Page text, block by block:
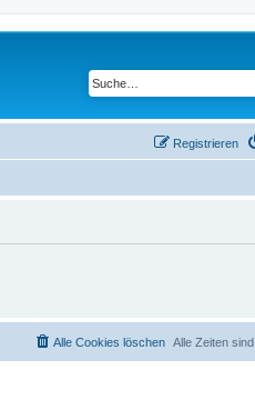
Registrieren
Alle Zeiten sind
Alle Cookies löschen